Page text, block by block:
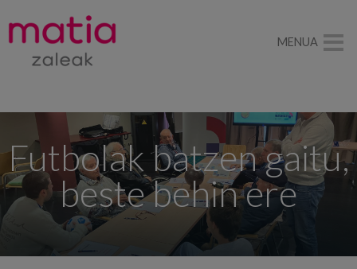
Futbolak batzen gaitu,
beste behin ere
MENUA